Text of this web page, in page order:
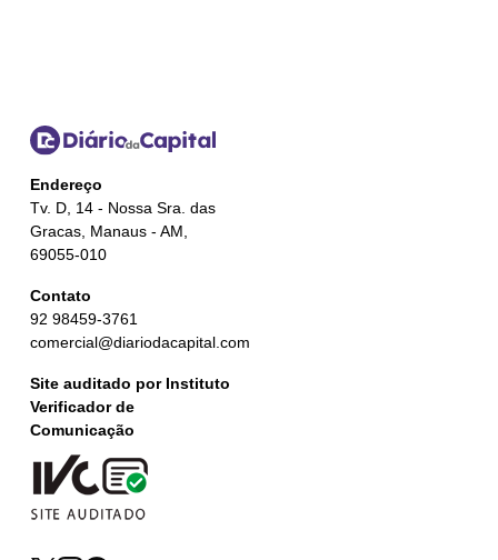
Endereço
Tv. D, 14 - Nossa Sra. das
Gracas, Manaus - AM,
69055-010
Contato
92 98459-3761
comercial@diariodacapital.com
Site auditado por Instituto
Verificador de
Comunicação